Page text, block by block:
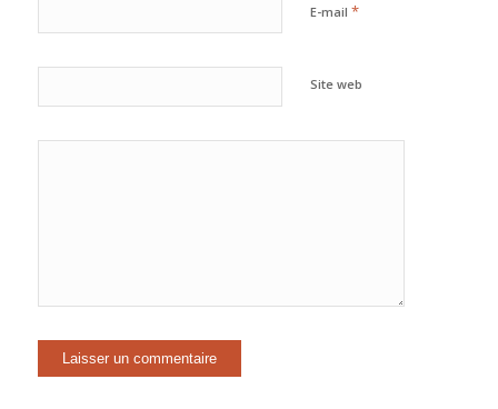
E-mail *
Site web